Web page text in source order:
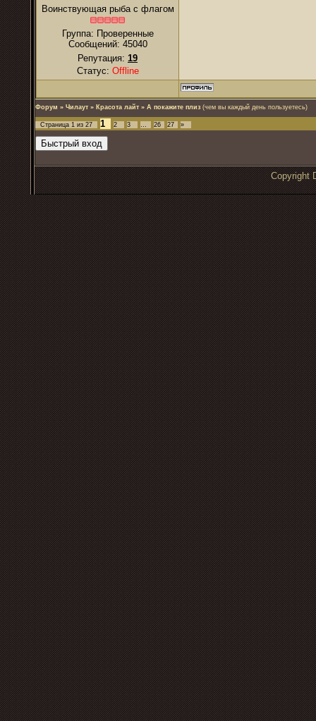
Воинствующая рыба с флагом
Группа: Проверенные
Сообщений: 45040
Репутация: 19
Статус: Offline
Форум » Чилаут » Красота лайт » А покажите плиз (чем вы каждый день пользуетесь)
Страница 1 из 27 1 2 3 … 26 27 »
Copyright